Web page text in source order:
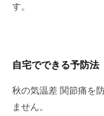
す。
自宅でできる予防法
秋の気温差 関節痛を
ません。